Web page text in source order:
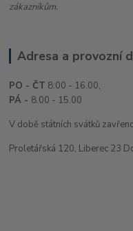
zákazníkům.
Adresa a provozní
PO - ČT 8:00 - 16.00,
PÁ - 8.00 - 15.00
V době státních svátků
Proletářská 120, Liberec 23